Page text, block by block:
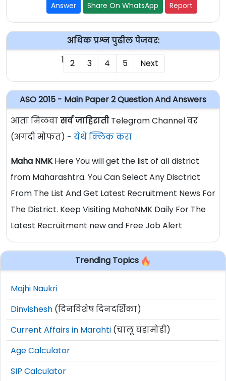
Answer Share On WhatsApp Report
अधिक प्रश्न पुढील पेजवर:
1 2 3 4 5 Next
ASO 2015 - Main Paper 2 Question And Answers
आता मिळवासर्व जाहिरातीTelegram Channel वर
(अगदी मोफत) - येथे क्लिक करा
Maha NMKHere You will get the list of all district
from Maharashtra. You Can Select Any Disctrict
From The List And Get Latest Recruitment News For
The District. Keep Visiting MahaNMK Daily For The
Latest Recruitment new and Free Job Alert
Trending Topics
Majhi Naukri
Dinvishesh (दिनविशेष दिनदर्शिका)
Current Affairs in Marahti (चालू घडामोडी)
Age Calculator
SIP Calculator